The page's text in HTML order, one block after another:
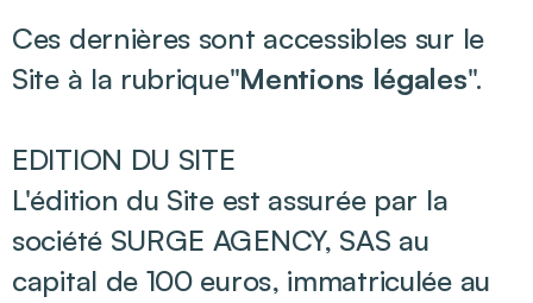
Ces dernières sont accessibles sur le
Site à la rubrique"Mentions légales".
EDITION DU SITE
L'édition du Site est assurée par la
société SURGE AGENCY, SAS au
capital de 100 euros, immatriculée au